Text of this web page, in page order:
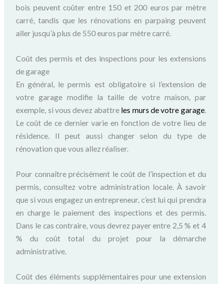
bois peuvent coûter entre 150 et 200 euros par mètre
carré, tandis que les rénovations en parpaing peuvent
aller jusqu’à plus de 550 euros par mètre carré.
Coût des permis et des inspections pour les extensions
de garage
En général, le permis est obligatoire si l’extension de
votre garage modifie la taille de votre maison, par
exemple, si vous devez abattre les murs de votre garage.
Le coût de ce dernier varie en fonction de votre lieu de
résidence. Il peut aussi changer selon du type de
rénovation que vous allez réaliser.
Pour connaître précisément le coût de l’inspection et du
permis, consultez votre administration locale. À savoir
que si vous engagez un entrepreneur, c’est lui qui prendra
en charge le paiement des inspections et des permis.
Dans le cas contraire, vous devrez payer entre 2,5 % et 4
% du coût total du projet pour la démarche
administrative.
Coût des éléments supplémentaires pour une extension